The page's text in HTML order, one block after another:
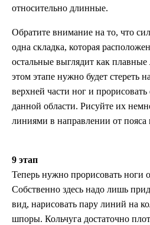
относительно длинные.
Обратите внимание на то, что
одна складка, которая
остальные выглядит как
этом этапе нужно будет стереть
верхней части ног и
данной области. Рисуйте их
линиями в направлении от пояса
9 этап
Теперь нужно прорисовать ноги
Собственно здесь надо лишь
вид, нарисовать пару линий на
шпоры. Кольчуга достаточно